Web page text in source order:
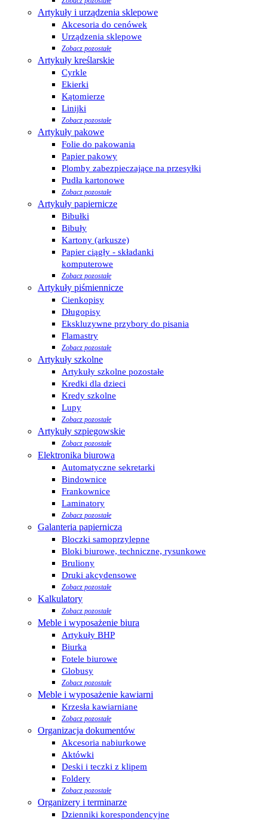
Artykuły i urządzenia sklepowe
Akcesoria do cenówek
Urządzenia sklepowe
Zobacz pozostałe
Artykuły kreślarskie
Cyrkle
Ekierki
Kątomierze
Linijki
Zobacz pozostałe
Artykuły pakowe
Folie do pakowania
Papier pakowy
Plomby zabezpieczające na przesyłki
Pudła kartonowe
Zobacz pozostałe
Artykuły papiernicze
Bibułki
Bibuły
Kartony (arkusze)
Papier ciągły - składanki
komputerowe
Zobacz pozostałe
Artykuły piśmiennicze
Cienkopisy
Długopisy
Ekskluzywne przybory do pisania
Flamastry
Zobacz pozostałe
Artykuły szkolne
Artykuły szkolne pozostałe
Kredki dla dzieci
Kredy szkolne
Lupy
Zobacz pozostałe
Artykuły szpiegowskie
Zobacz pozostałe
Elektronika biurowa
Automatyczne sekretarki
Bindownice
Frankownice
Laminatory
Zobacz pozostałe
Galanteria papiernicza
Bloczki samoprzylepne
Bloki biurowe, techniczne, rysunkowe
Bruliony
Druki akcydensowe
Zobacz pozostałe
Kalkulatory
Zobacz pozostałe
Meble i wyposażenie biura
Artykuły BHP
Biurka
Fotele biurowe
Globusy
Zobacz pozostałe
Meble i wyposażenie kawiarni
Krzesła kawiarniane
Zobacz pozostałe
Organizacja dokumentów
Akcesoria nabiurkowe
Aktówki
Deski i teczki z klipem
Foldery
Zobacz pozostałe
Organizery i terminarze
Dzienniki korespondencyjne